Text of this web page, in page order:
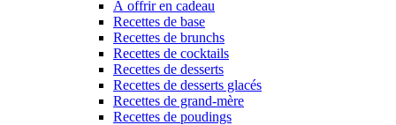
À offrir en cadeau
Recettes de base
Recettes de brunchs
Recettes de cocktails
Recettes de desserts
Recettes de desserts glacés
Recettes de grand-mère
Recettes de poudings